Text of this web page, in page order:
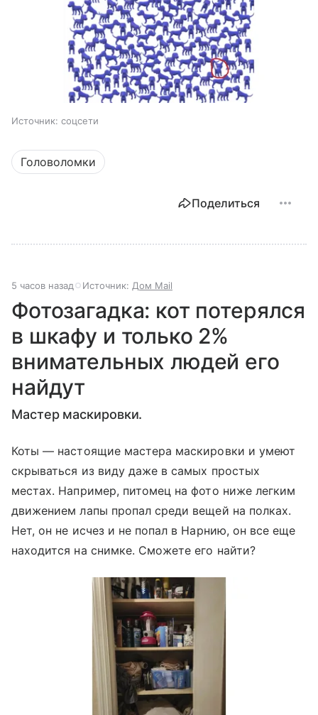
Источник: соцсети
Головоломки
Поделиться
5 часов назад Источник: Дом Mail
Фотозагадка: кот потерялся
в шкафу и только 2%
внимательных людей его
найдут
Мастер маскировки.
Коты — настоящие мастера маскировки и умеют
скрываться из виду даже в самых простых
местах. Например, питомец на фото ниже легким
движением лапы пропал среди вещей на полках.
Нет, он не исчез и не попал в Нарнию, он все еще
находится на снимке. Сможете его найти?